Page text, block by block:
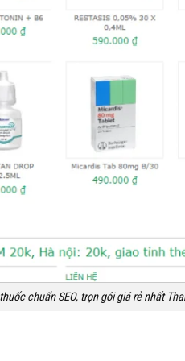
chuẩn SEO, trọn gói giá rẻ nhất